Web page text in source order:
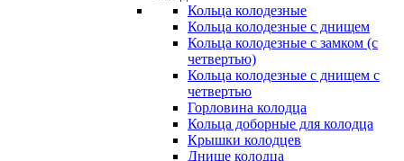
Кольца колодезные
Кольца колодезные с днищем
Кольца колодезные с замком (с
четвертью)
Кольца колодезные с днищем с
четвертью
Горловина колодца
Кольца доборные для колодца
Крышки колодцев
Днище колодца